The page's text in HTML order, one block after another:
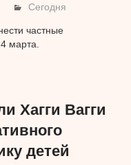
Сегодня
частные
марта.
Хагги Вагги
детей